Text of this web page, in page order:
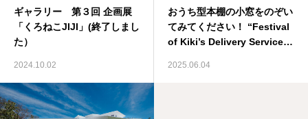
ギャラリー 第３回 企画展
「くろねこJIJI」(終了しまし
た）
2024.10.02
おうち型本棚の小窓をのぞい
てみてください！ “Festival
of Kiki’s Delivery Service”
2025.06.04